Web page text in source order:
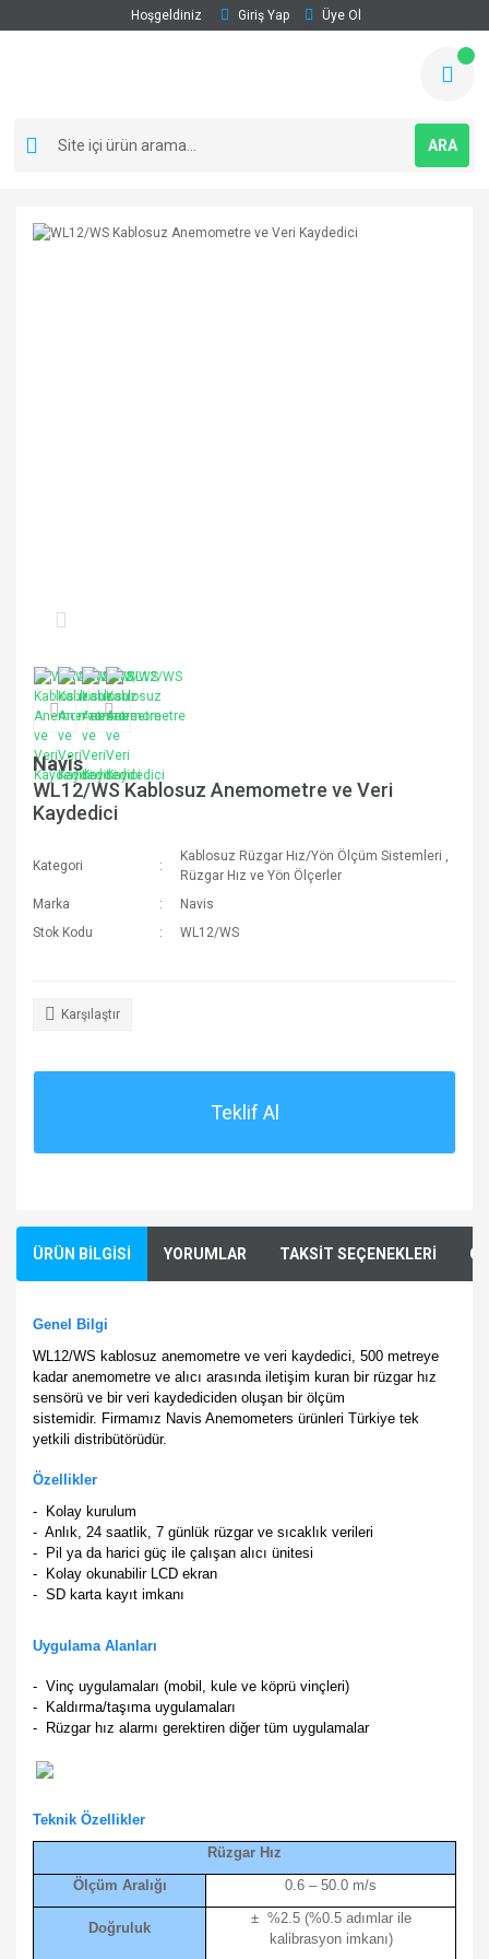
Hoşgeldiniz Giriş Yap Üye Ol
ARA
Navis
WL12/WS Kablosuz Anemometre ve Veri
Kaydedici
Kategori
Kablosuz Rüzgar Hız/Yön Ölçüm Sistemleri ,
Rüzgar Hız ve Yön Ölçerler
Marka
Navis
Stok Kodu
WL12/WS
Karşılaştır
Teklif Al
ÜRÜN BİLGİSİ YORUMLAR TAKSİT SEÇENEKLERİ
Genel Bilgi
WL12/WS kablosuz anemometre ve veri kaydedici, 500 metreye
kadar anemometre ve alıcı arasında iletişim kuran bir rüzgar hız
sensörü ve bir veri kaydediciden oluşan bir ölçüm
sistemidir. Firmamız Navis Anemometers ürünleri Türkiye tek
yetkili distribütörüdür.
Özellikler
- Kolay kurulum
- Anlık, 24 saatlik, 7 günlük rüzgar ve sıcaklık verileri
- Pil ya da harici güç ile çalışan alıcı ünitesi
- Kolay okunabilir LCD ekran
- SD karta kayıt imkanı
Uygulama Alanları
- Vinç uygulamaları (mobil, kule ve köprü vinçleri)
- Kaldırma/taşıma uygulamaları
- Rüzgar hız alarmı gerektiren diğer tüm uygulamalar
Teknik Özellikler
Rüzgar Hız
Ölçüm Aralığı
0.6 – 50.0 m/s
Doğruluk
± %2.5 (%0.5 adımlar ile
kalibrasyon imkanı)